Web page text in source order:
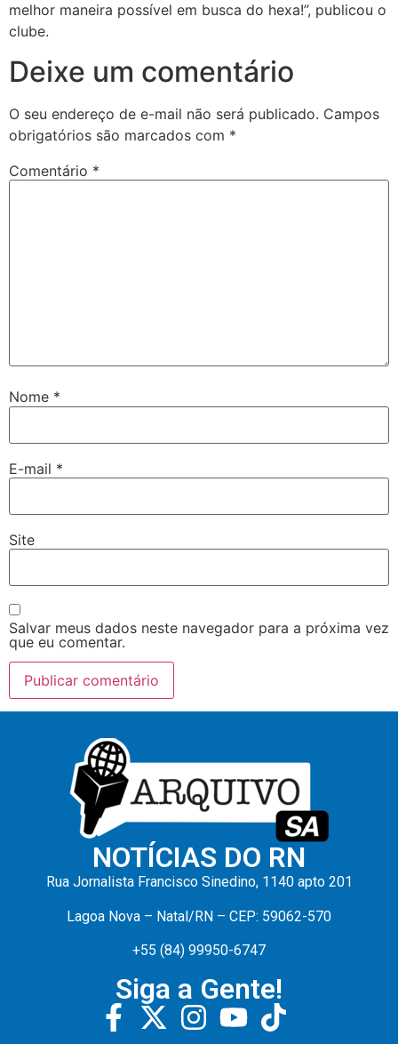
melhor maneira possível em busca do hexa!”, publicou o
clube.
Deixe um comentário
O seu endereço de e-mail não será publicado. Campos
obrigatórios são marcados com *
Comentário *
Nome *
E-mail *
Site
Salvar meus dados neste navegador para a próxima vez
que eu comentar.
NOTÍCIAS DO RN
Rua Jornalista Francisco Sinedino, 1140 apto 201
Lagoa Nova – Natal/RN – CEP: 59062-570
+55 (84) 99950-6747
Siga a Gente!